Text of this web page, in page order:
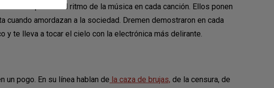
las palmas al ritmo de la música en cada canción. Ellos ponen
cuando amordazan a la sociedad. Dremen demostraron en cada
y te lleva a tocar el cielo con la electrónica más delirante.
un pogo. En su línea hablan de la caza de brujas, de la censura, de